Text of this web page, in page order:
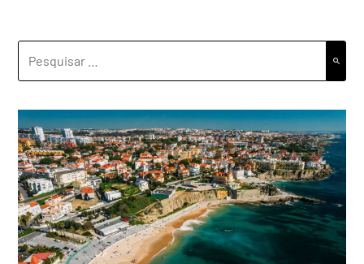
POR: